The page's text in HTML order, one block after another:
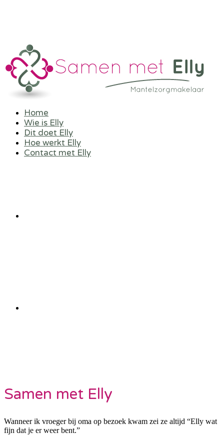
Home
Wie is Elly
Dit doet Elly
Hoe werkt Elly
Contact met Elly
Samen met Elly
Wanneer ik vroeger bij oma op bezoek kwam zei ze altijd “Elly wat
fijn dat je er weer bent.”